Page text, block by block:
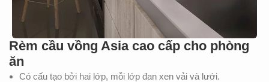
Rèm cầu vồng Asia cao cấp cho phòng
ăn
Có cấu tạo bởi hai lớp, mỗi lớp đan xen vải và lưới.